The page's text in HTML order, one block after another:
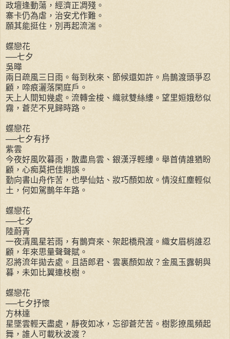
政壇逢動蕩，經濟正凋殘。
寨卡仍為虐，治安尤作難。
願其能挺住，別再起流湍。
蝶戀花
──七夕
吳曄
兩日疏風三日雨。每到秋來、節候還如許。烏鵲渡頭爭忍
顧，啼痕灑落閑庭戶。
天上人間知幾處。流轉金梭、織就雙絲縷。望里姮娥愁似
霧，蒼茫不見歸時路。
蝶戀花
──七夕有抒
紫雲
今夜好風吹暮雨，散盡烏雲、銀漢浮輕縷。舉首倩誰猶盼
顧，心痴莫把佳期誤。
勤向書山舟作苦，也學仙姑、妝巧顏如故。情沒紅塵輕似
土，何如駕鵲年年路。
蝶戀花
──七夕
陸蔚青
一夜清風星若雨，有鵲齊來、架起橋飛渡。織女眉梢誰忍
顧，年來思量聲聲賦。
忍將流年拋去處。且語郎君、雲裏顏如故？金風玉露朝與
暮，未如比翼連枝樹。
蝶戀花
──七夕抒懷
方林達
星墜雲輕天盡處，靜夜如冰，忘卻蒼茫苦。樹影撩風頻起
舞，誰人可載秋波渡？